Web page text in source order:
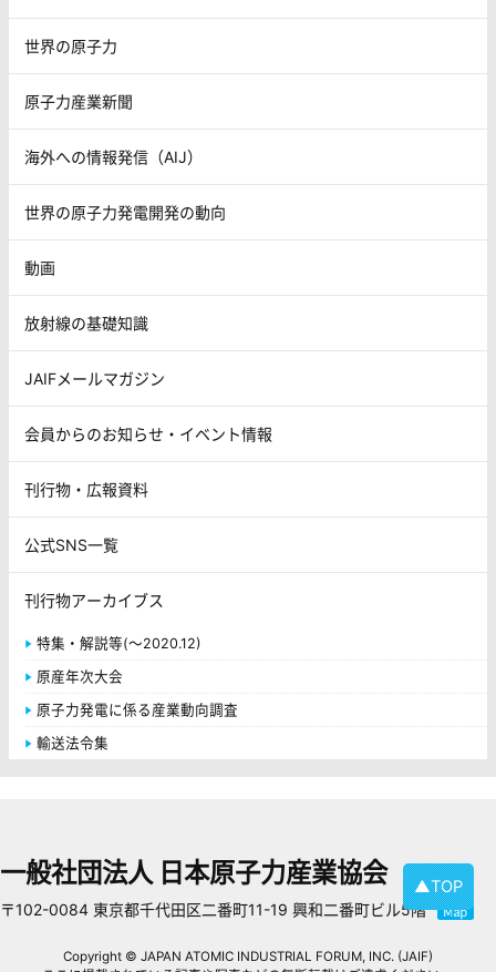
世界の原子力
原子力産業新聞
海外への情報発信（AIJ）
世界の原子力発電開発の動向
動画
放射線の基礎知識
JAIFメールマガジン
会員からのお知らせ・イベント情報
刊行物・広報資料
公式SNS一覧
刊行物アーカイブス
特集・解説等(～2020.12)
原産年次大会
原子力発電に係る産業動向調査
輸送法令集
▲TOP
一般社団法人 日本原子力産業協会
〒102-0084 東京都千代田区二番町11-19 興和二番町ビル5階
Copyright © JAPAN ATOMIC INDUSTRIAL FORUM, INC. (JAIF)